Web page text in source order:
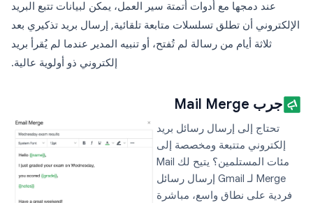
عند دمجها مع أدوات أتمتة سير العمل، يمكن لبيانات تتبع البريد
الإلكتروني أن تطلق تسلسلات متابعة تلقائية, إرسال بريد تذكيري بعد
ثلاثة أيام من رسالة لم تُفتح، أو تنبيه المدير عندما لم يُقرأ بريد
إلكتروني ذو أولوية عالية.
جرب Mail Merge
تحتاج إلى إرسال رسائل بريد
إلكتروني متتبعة ومخصصة إلى
مئات المستلمين؟ يتيح لك Mail
Merge لـ Gmail إرسال رسائل
فردية على نطاق واسع، مباشرة